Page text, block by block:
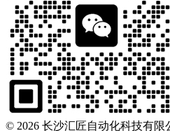
© 2026 长沙汇匠自动化科技有限